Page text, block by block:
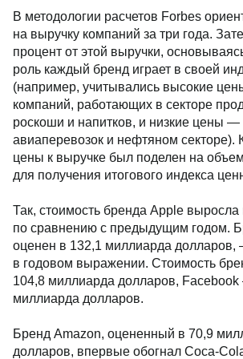
В методологии расчетов Forbes
на выручку компаний за три года.
процент от этой выручки,
роль каждый бренд играет в своей
(например, учитывались высокие
компаний, работающих в секторе
роскоши и напитков, и низкие цены —
авиаперевозок и нефтяном
цены к выручке был поделен на
для получения итогового индекса
Так, стоимость бренда Apple выросла
по сравнению с предыдущим годом.
оценен в 132,1 миллиарда
в годовом выражении. Стоимость
104,8 миллиарда долларов,
миллиарда долларов.
Бренд Amazon, оцененный в 70,9
долларов, впервые обогнал Coca-